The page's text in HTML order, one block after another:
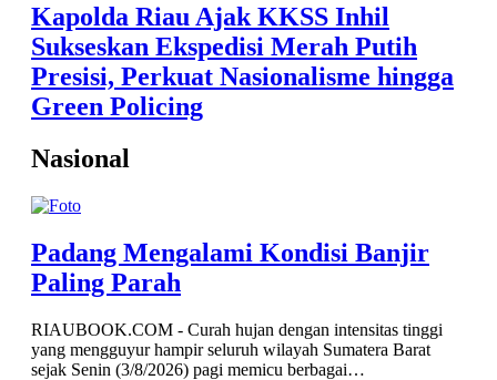
Kapolda Riau Ajak KKSS Inhil
Sukseskan Ekspedisi Merah Putih
Presisi, Perkuat Nasionalisme hingga
Green Policing
Nasional
Padang Mengalami Kondisi Banjir
Paling Parah
RIAUBOOK.COM - Curah hujan dengan intensitas tinggi
yang mengguyur hampir seluruh wilayah Sumatera Barat
sejak Senin (3/8/2026) pagi memicu berbagai…